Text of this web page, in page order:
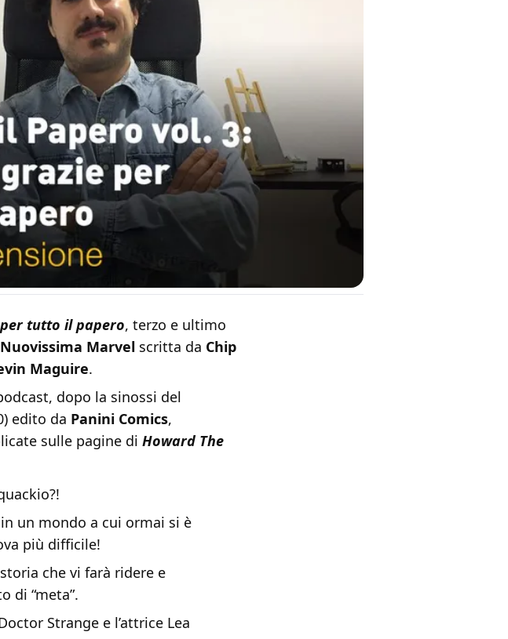
tutto il papero, terzo e ultimo
Nuovissima Marvel scritta da Chip
Maguire.
dopo la sinossi del
edito da Panini Comics,
sulle pagine di Howard The
un mondo a cui ormai si è
più difficile!
che vi farà ridere e
di “meta”.
Strange e l’attrice Lea